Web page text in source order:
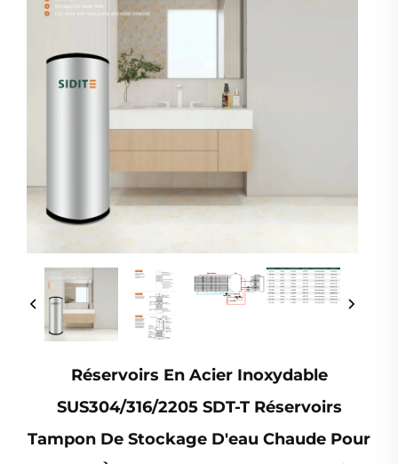
Réservoirs En Acier Inoxydable
SUS304/316/2205 SDT-T Réservoirs
Tampon De Stockage D'eau Chaude Pour